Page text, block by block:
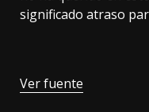
significado atraso
Ver fuente